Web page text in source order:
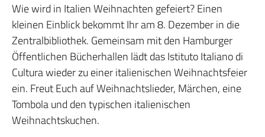
Wie wird in Italien Weihnachten gefeiert? Einen
kleinen Einblick bekommt Ihr am 8. Dezember in die
Zentralbibliothek. Gemeinsam mit den Hamburger
Öffentlichen Bücherhallen lädt das Istituto Italiano di
Cultura wieder zu einer italienischen Weihnachtsfeier
ein. Freut Euch auf Weihnachtslieder, Märchen, eine
Tombola und den typischen italienischen
Weihnachtskuchen.